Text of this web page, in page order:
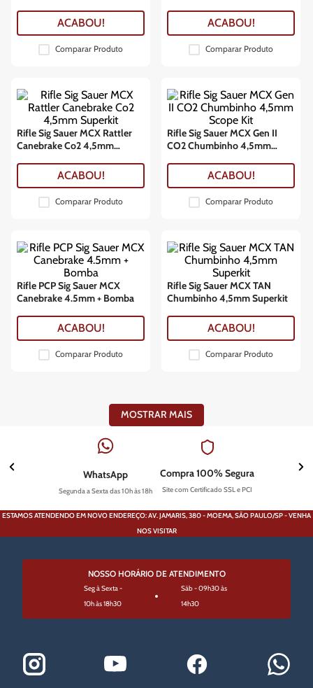
ACABOU!
Comparar Produto
ACABOU!
Comparar Produto
Rifle Sig Sauer MCX Rattler
Canebrake Co2 4,5mm
ACABOU!
Comparar Produto
Rifle Sig Sauer MCX Gen II
CO2 Chumbinho 4,5mm
ACABOU!
Comparar Produto
Rifle PCP Sig Sauer MCX
Canebrake 4.5mm + Bomba
ACABOU!
Comparar Produto
Rifle Sig Sauer MCX TAN
Chumbinho 4,5mm Superkit
ACABOU!
Comparar Produto
MOSTRAR MAIS
WhatsApp
Segunda a Sexta das 10h às 18h
Compra 100% Segura
Site com Certificado SSL e PCI
ESTAMOS ATENDENDO EM NOVO ENDEREÇO: AV. JAMARIS, 380 - MOEMA, SÃO PAULO/SP - VENHA
NOS VISITAR
NOSSO HORÁRIO DE ATENDIMENTO
Seg à Sexta -
10h às 18h30
Sáb - 09h30 às
14h30